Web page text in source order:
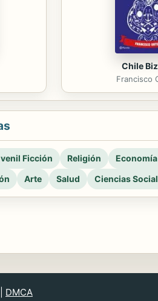
Chile
Francisco
Ficción Religión
Arte Salud Ciencias
DMCA